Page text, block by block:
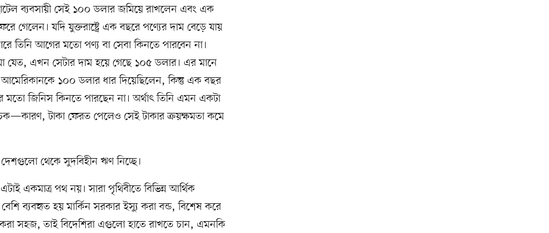
ব্যবসায়ী সেই ১০০ ডলার জমিয়ে রাখলেন এবং এক
গেলেন। যদি যুক্তরাষ্ট্রে এক বছরে পণ্যের দাম বেড়ে যায়
তিনি আগের মতো পণ্য বা সেবা কিনতে পারবেন না।
যেত, এখন সেটার দাম হয়ে গেছে ১০৫ ডলার। এর মানে
১০০ ডলার ধার দিয়েছিলেন, কিন্তু এক বছর
জিনিস কিনতে পারছেন না। অর্থাৎ তিনি এমন একটা
টাকা ফেরত পেলেও সেই টাকার ক্রয়ক্ষমতা কমে
দেশগুলো থেকে সুদবিহীন ঋণ নিচ্ছে।
একমাত্র পথ নয়। সারা পৃথিবীতে বিভিন্ন আর্থিক
ব্যবহৃত হয় মার্কিন সরকার ইস্যু করা বন্ড, বিশেষ করে
করা সহজ, তাই বিদেশিরা এগুলো হাতে রাখতে চান, এমনকি